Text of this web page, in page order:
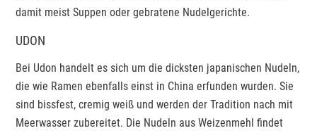
damit meist Suppen oder gebratene Nudelgerichte.
UDON
Bei Udon handelt es sich um die dicksten japanischen Nudeln,
die wie Ramen ebenfalls einst in China erfunden wurden. Sie
sind bissfest, cremig weiß und werden der Tradition nach mit
Meerwasser zubereitet. Die Nudeln aus Weizenmehl findet